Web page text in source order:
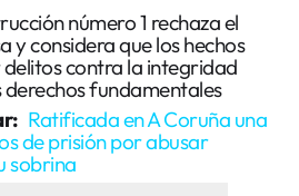
número 1 rechaza el
y considera que los hechos
contra la integridad
fundamentales
Ratificada en A Coruña una
de prisión por abusar
sobrina